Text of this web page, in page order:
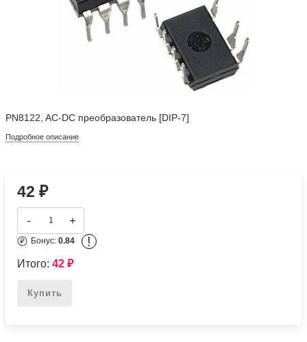
PN8122, AC-DC преобразователь [DIP-7]
Подробное описание
42₽
- +
Бонус:0.84 !
Итого:42₽
Купить